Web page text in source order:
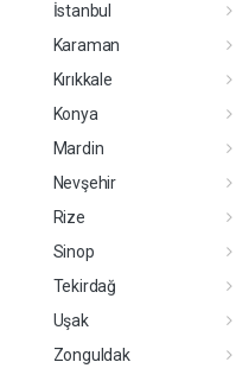
İstanbul
Karaman
Kırıkkale
Konya
Mardin
Nevşehir
Rize
Sinop
Tekirdağ
Uşak
Zonguldak